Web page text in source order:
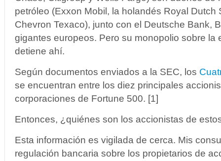
petróleo (Exxon Mobil, la holandés Royal Dutch
Chevron Texaco), junto con el Deutsche Bank,
gigantes europeos. Pero su monopolio sobre la
detiene ahí.
Según documentos enviados a la SEC, los
se encuentran entre los diez principales
corporaciones de Fortune 500. [1]
Entonces, ¿quiénes son los accionistas de
Esta información es vigilada de cerca. Mis
regulación bancaria sobre los propietarios de